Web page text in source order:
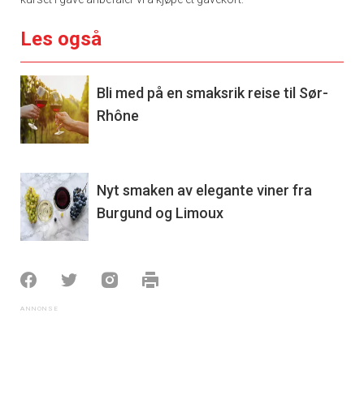
Les også
Bli med på en smaksrik reise til Sør-
Rhône
Nyt smaken av elegante viner fra
Burgund og Limoux